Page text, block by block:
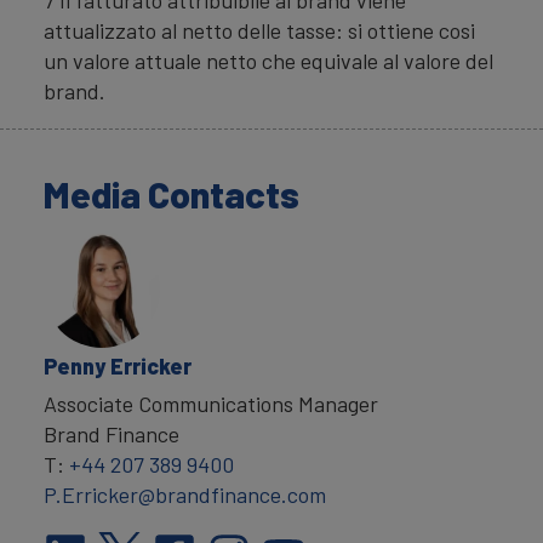
attualizzato al netto delle tasse: si ottiene cosi
un valore attuale netto che equivale al valore del
brand.
Media Contacts
Penny Erricker
Associate Communications Manager
Brand Finance
T: +44 207 389 9400
P.Erricker@brandfinance.com